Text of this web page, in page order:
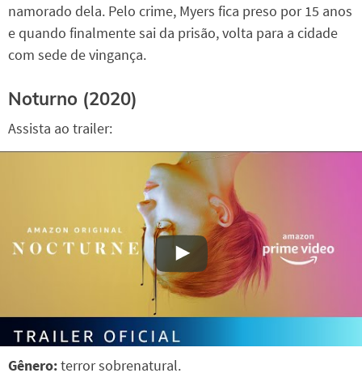
namorado dela. Pelo crime, Myers fica preso por 15 anos
e quando finalmente sai da prisão, volta para a cidade
com sede de vingança.
Noturno (2020)
Assista ao trailer:
Gênero:terror sobrenatural.